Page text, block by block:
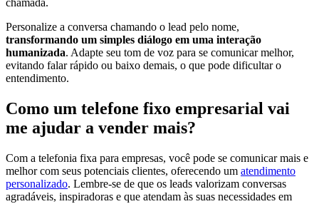
Personalize a conversa chamando o lead pelo nome,
transformando um simples diálogo em uma interação
humanizada. Adapte seu tom de voz para se comunicar melhor,
evitando falar rápido ou baixo demais, o que pode dificultar o
entendimento.
Como um telefone fixo empresarial vai
me ajudar a vender mais?
Com a telefonia fixa para empresas, você pode se comunicar mais e
melhor com seus potenciais clientes, oferecendo um atendimento
personalizado. Lembre-se de que os leads valorizam conversas
agradáveis, inspiradoras e que atendam às suas necessidades em